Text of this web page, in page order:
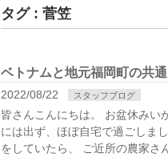
タグ : 菅笠
ベトナムと地元福岡町の共
2022/08/22 スタッフブログ
皆さんこんにちは。 お盆休みい
には出ず、ほぼ自宅で過ごしま
をしていたら、 ご近所の農家